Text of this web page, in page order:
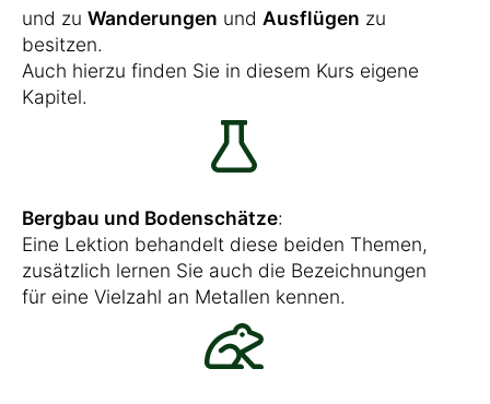
und zu Wanderungen und Ausflügen zu
besitzen.
Auch hierzu finden Sie in diesem Kurs eigene
Kapitel.
Bergbau und Bodenschätze:
Eine Lektion behandelt diese beiden Themen,
zusätzlich lernen Sie auch die Bezeichnungen
für eine Vielzahl an Metallen kennen.